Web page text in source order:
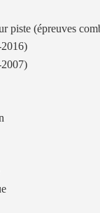
piste (épreuves